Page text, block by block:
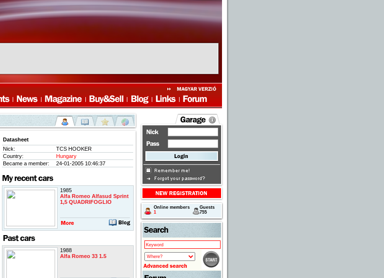
Datasheet
Nick:
TCS HOOKER
Country:
Hungary
Became a member:
24-01-2005 10:46:37
1985
Alfa Romeo Alfasud Sprint
1,5 QUADRIFOGLIO
1988
Alfa Romeo 33 1.5
Online members
1
Guests
755